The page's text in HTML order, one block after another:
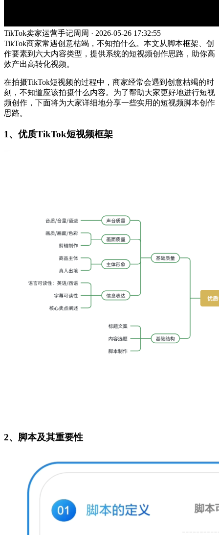
TikTok卖家运营手记周周 · 2026-05-26 17:32:55
TikTok商家常遇创意枯竭，不知拍什么。本文从脚本框架、创
作要素到六大内容类型，提供系统的短视频创作思路，助你高
效产出高转化视频。
在拍摄TikTok短视频的过程中，商家经常会遇到创意枯竭的时
刻，不知道应该拍摄什么内容。为了帮助大家更好地进行短视
频创作，下面将为大家详细地分享一些实用的短视频脚本创作
思路。
1、优质TikTok短视频框架
2、脚本及其重要性